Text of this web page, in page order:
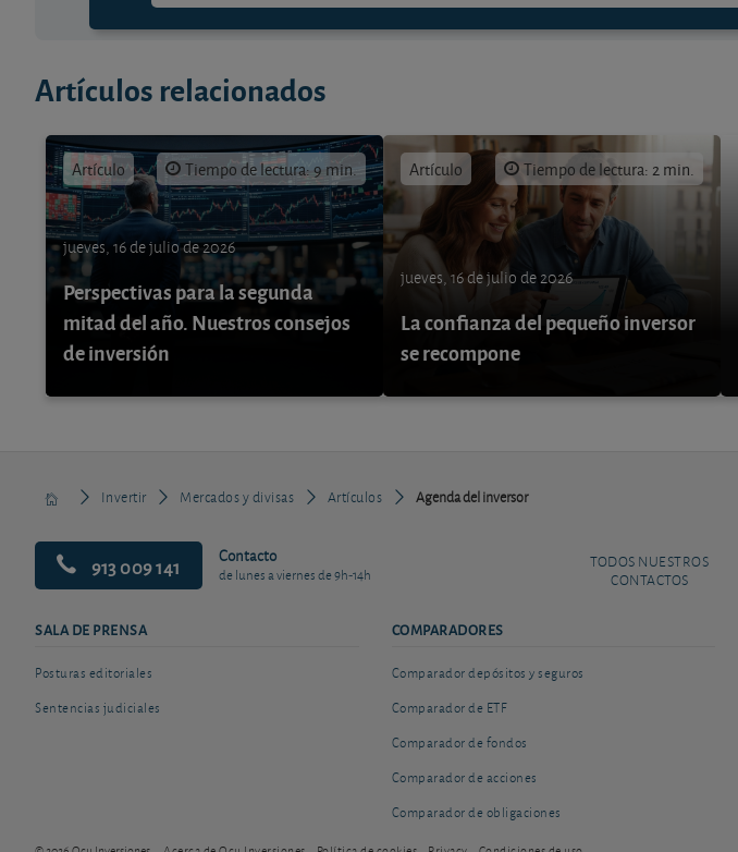
Artículos relacionados
Artículo Tiempo de lectura: 9 min.
jueves, 16 de julio de 2026
Perspectivas para la segunda
mitad del año. Nuestros consejos
de inversión
Artículo Tiempo de lectura: 2 min.
jueves, 16 de julio de 2026
La confianza del pequeño inversor
se recompone
Invertir Mercados y divisas Artículos Agenda del inversor
913 009 141 Contacto
de lunes a viernes de 9h-14h
TODOS NUESTROS
CONTACTOS
SALA DE PRENSA
Posturas editoriales
Sentencias judiciales
COMPARADORES
Comparador depósitos y seguros
Comparador de ETF
Comparador de fondos
Comparador de acciones
Comparador de obligaciones